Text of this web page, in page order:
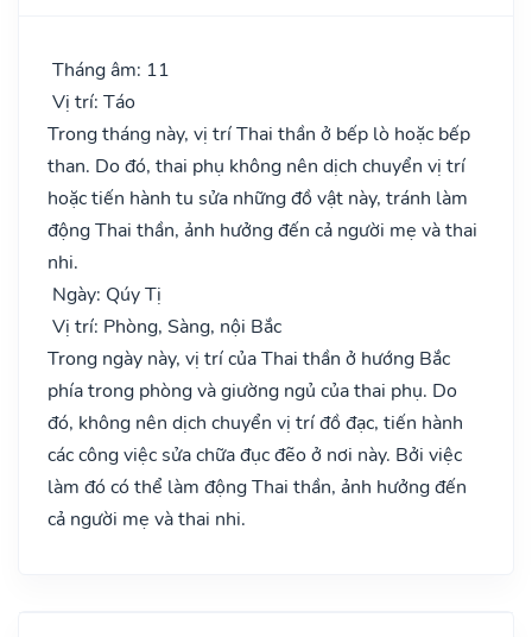
Tháng âm: 11
Vị trí: Táo
Trong tháng này, vị trí Thai thần ở bếp lò hoặc bếp
than. Do đó, thai phụ không nên dịch chuyển vị trí
hoặc tiến hành tu sửa những đồ vật này, tránh làm
động Thai thần, ảnh hưởng đến cả người mẹ và thai
nhi.
Ngày: Qúy Tị
Vị trí: Phòng, Sàng, nội Bắc
Trong ngày này, vị trí của Thai thần ở hướng Bắc
phía trong phòng và giường ngủ của thai phụ. Do
đó, không nên dịch chuyển vị trí đồ đạc, tiến hành
các công việc sửa chữa đục đẽo ở nơi này. Bởi việc
làm đó có thể làm động Thai thần, ảnh hưởng đến
cả người mẹ và thai nhi.